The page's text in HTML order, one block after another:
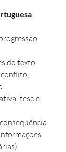
do texto
tese e